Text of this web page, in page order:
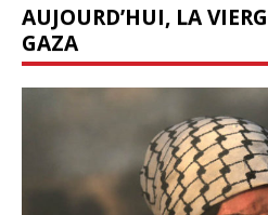
AUJOURD’HUI, LA
GAZA